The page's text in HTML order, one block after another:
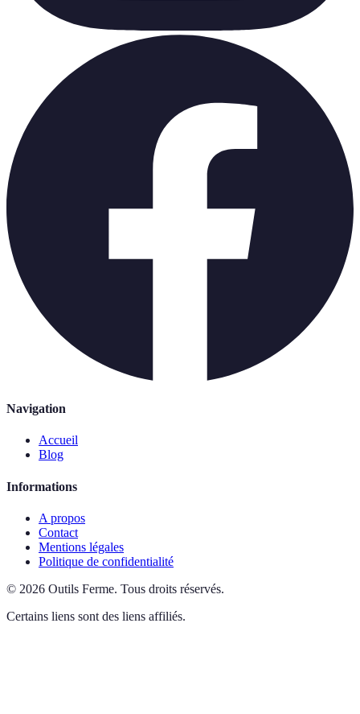
Navigation
Accueil
Blog
Informations
A propos
Contact
Mentions légales
Politique de confidentialité
© 2026 Outils Ferme. Tous droits réservés.
Certains liens sont des liens affiliés.